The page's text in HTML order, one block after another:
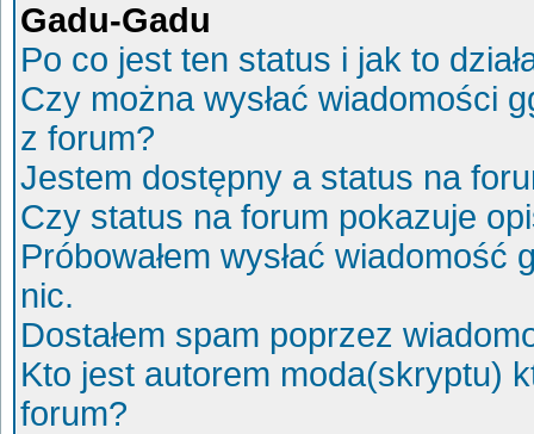
Gadu-Gadu
Po co jest ten status i jak to
Czy można wysłać wiadomości
z forum?
Jestem dostępny a status na
Czy status na forum pokazuje
Próbowałem wysłać
nic.
Dostałem spam poprzez
Kto jest autorem moda(skryptu)
forum?